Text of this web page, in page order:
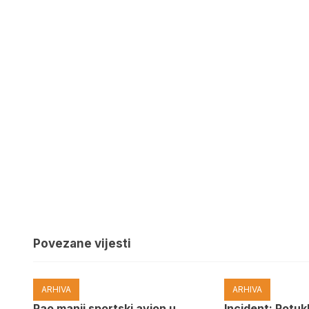
Povezane vijesti
ARHIVA ARHIVA